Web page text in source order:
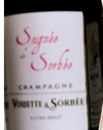
品种
年份
酒具周边
投资收藏
留学教育
名庄
学酒
基础知识
品种
年份
酒具周边
投资收藏